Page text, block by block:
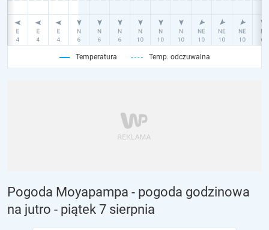
Temperatura Temp. odczuwalna
Pogoda Moyapampa - pogoda godzinowa
na jutro - piątek 7 sierpnia